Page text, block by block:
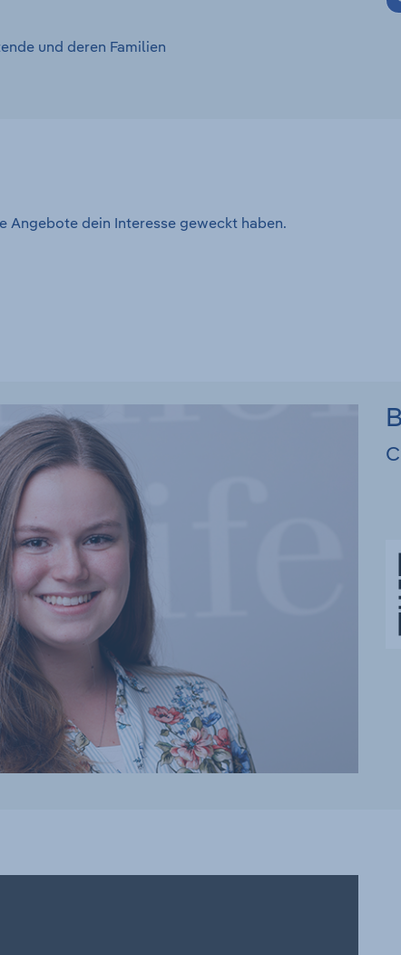
und deren Familien
Angebote dein Interesse geweckt haben.